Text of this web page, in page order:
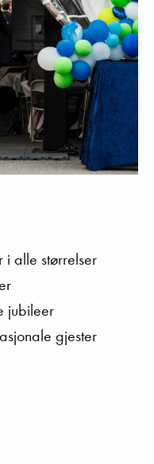
i alle størrelser
jubileer
gjester